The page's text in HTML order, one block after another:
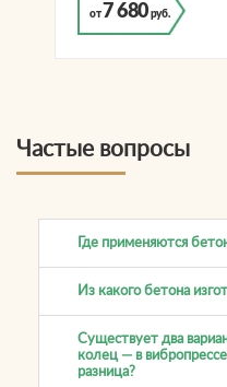
от 7 680 руб.
Частые вопросы
Где применяются
Из какого бетона
Существует два
колец — в
разница?